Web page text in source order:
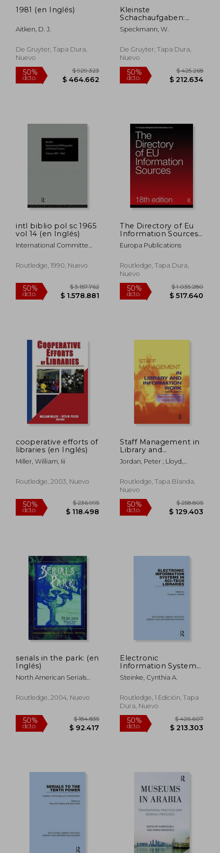
50% 50%
dcto.
1981 (en Inglés)
Aitken, D. J.
De Gruyter, Tapa Dura,
Nuevo
50%
dcto.
$ 929.323
$ 464.662
Kleinste
Schachaufgaben:
Drei- Und Viersteiner
(en Alemán)
Speckmann, W.
De Gruyter, Tapa Dura,
Nuevo
50%
dcto.
intl biblio pol sc 1965
vol 14 (en Inglés)
International Committe
Routledge, 1990, Nuevo
50%
dcto.
$ 3.157.762
$ 1.578.881
The Directory of Eu
Information Sources
(en Inglés)
Europa Publications
Routledge, Tapa Dura,
Nuevo
50%
dcto.
cooperative efforts of
libraries (en Inglés)
Miller, William, Iii
Routledge, 2003, Nuevo
Staff Management in
Library and
Information Work (en
Inglés)
Jordan, Peter ; Lloyd,
Routledge, Tapa Blanda,
Nuevo
serials in the park: (en
Inglés)
North American Serials
Routledge, 2004, Nuevo
Electronic
Information Systems
in Sci-Tech Libraries
(Routledge Library
Information Science)
(en Inglés)
Steinke, Cynthia A.
Routledge, 1 Edición, Tapa
Dura, Nuevo